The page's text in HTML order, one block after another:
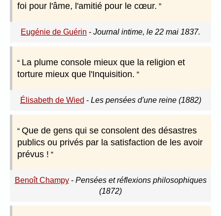
foi pour l'âme, l'amitié pour le cœur.
Eugénie de Guérin - Journal intime, le 22 mai 1837.
La plume console mieux que la religion et
torture mieux que l'Inquisition.
Élisabeth de Wied - Les pensées d'une reine (1882)
Que de gens qui se consolent des désastres
publics ou privés par la satisfaction de les avoir
prévus !
Benoît Champy- Pensées et réflexions philosophiques
(1872)